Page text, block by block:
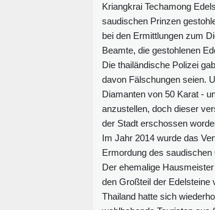
Kriangkrai Techamong
saudischen Prinzen
bei den Ermittlungen zum
Beamte, die gestohlenen
Die thailändische Polizei
davon Fälschungen seien.
Diamanten von 50 Karat -
anzustellen, doch dieser
der Stadt erschossen
Im Jahr 2014 wurde das
Ermordung des
Der ehemalige
den Großteil der Edelsteine
Thailand hatte sich